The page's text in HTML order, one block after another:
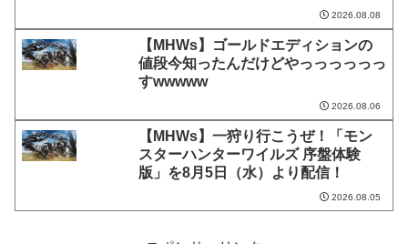
2026.08.08
【MHWs】ゴールドエディションの
値段今知ったんだけどやっっっっっっ
すwwwww
2026.08.06
【MHWs】一狩り行こうぜ！「モン
スターハンターワイルズ 序盤体験
版」を8月5日（水）より配信！
2026.08.05